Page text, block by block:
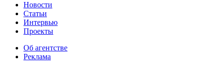
Новости
Статьи
Интервью
Проекты
Об агентстве
Реклама